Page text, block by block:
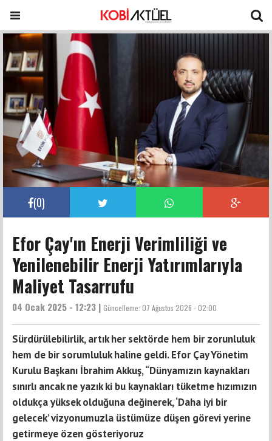
(0)
Efor Çay'ın Enerji Verimliliği ve
Yenilenebilir Enerji Yatırımlarıyla
Maliyet Tasarrufu
04 Ocak 2025 - 12:23 | Güncelleme: 07 Ağustos 2026 - 02:00
Sürdürülebilirlik, artık her sektörde hem bir zorunluluk
hem de bir sorumluluk haline geldi. Efor Çay Yönetim
Kurulu Başkanı İbrahim Akkuş, “Dünyamızın kaynakları
sınırlı ancak ne yazık ki bu kaynakları tüketme hızımızın
oldukça yüksek olduğuna değinerek, ‘Daha iyi bir
gelecek’ vizyonumuzla üstümüze düşen görevi yerine
getirmeye özen gösteriyoruz